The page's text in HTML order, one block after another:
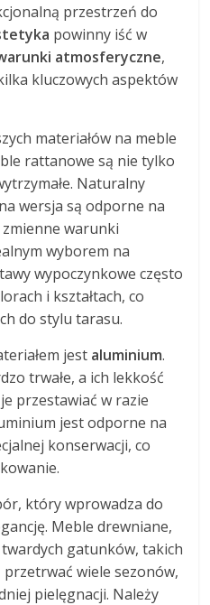
przestrzeń do
powinny iść w
atmosferyczne,
kluczowych aspektów
materiałów na meble
rattanowe są nie tylko
Naturalny
wersja są odporne na
warunki
wyborem na
wypoczynkowe często
i kształtach, co
do stylu tarasu.
jest aluminium.
trwałe, a ich lekkość
przestawiać w razie
jest odporne na
konserwacji, co
który wprowadza do
Meble drewniane,
twardych gatunków, takich
przetrwać wiele sezonów,
pielęgnacji. Należy